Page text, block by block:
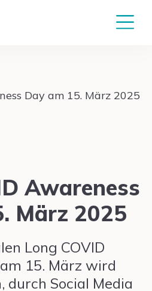
Awareness
März 2025
Long COVID
15. März wird
durch Social Media